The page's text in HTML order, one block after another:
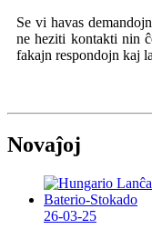
Se vi havas
ne heziti kontakti nin
fakajn respondojn kaj
Novaĵoj
26-03-25